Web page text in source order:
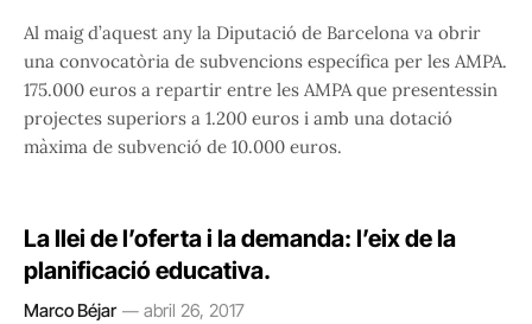
Al maig d’aquest any la Diputació de Barcelona va obrir
una convocatòria de subvencions específica per les AMPA.
175.000 euros a repartir entre les AMPA que presentessin
projectes superiors a 1.200 euros i amb una dotació
màxima de subvenció de 10.000 euros.
La llei de l’oferta i la demanda: l’eix de la
planificació educativa.
Marco Béjar abril 26, 2017